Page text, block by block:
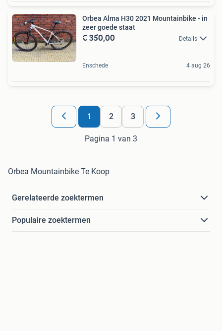
Orbea Alma H30 2021 Mountainbike - in
zeer goede staat
€ 350,00 Details
Enschede 4 aug 26
1 2 3
Pagina 1 van 3
Orbea Mountainbike Te Koop
Gerelateerde zoektermen
Populaire zoektermen